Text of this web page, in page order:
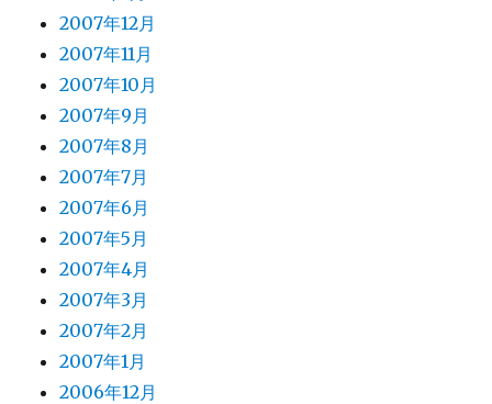
2007年12月
2007年11月
2007年10月
2007年9月
2007年8月
2007年7月
2007年6月
2007年5月
2007年4月
2007年3月
2007年2月
2007年1月
2006年12月